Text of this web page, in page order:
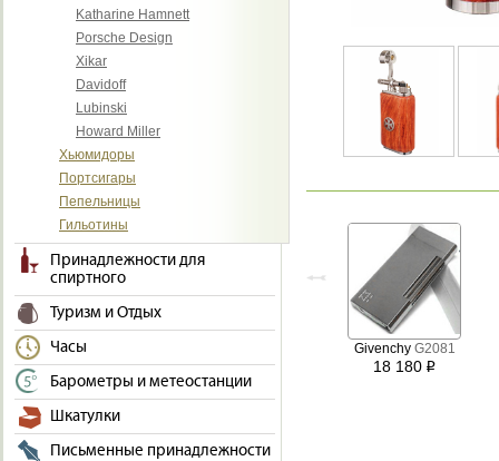
Katharine Hamnett
Porsche Design
Xikar
Davidoff
Lubinski
Howard Miller
Хьюмидоры
Портсигары
Пепельницы
Гильотины
Принадлежности для
спиртного
Туризм и Отдых
Часы
Барометры и метеостанции
Шкатулки
Письменные принадлежности
Givenchy G2081
18 180 i